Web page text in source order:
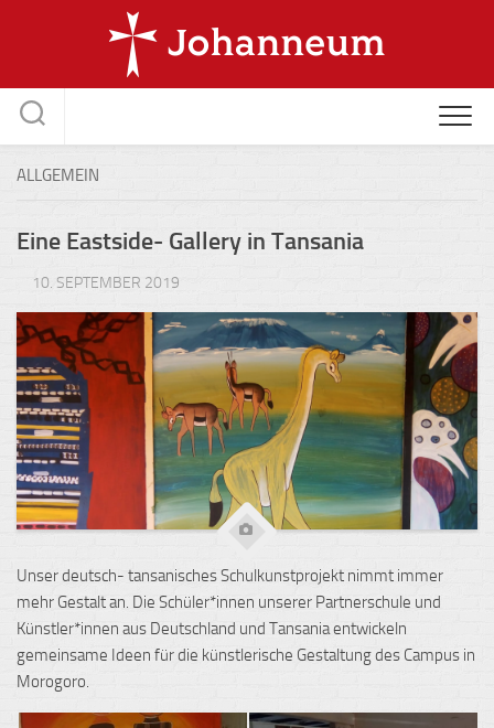
ALLGEMEIN
Eine Eastside- Gallery in Tansania
10. SEPTEMBER 2019
Unser deutsch- tansanisches Schulkunstprojekt nimmt immer
mehr Gestalt an. Die Schüler*innen unserer Partnerschule und
Künstler*innen aus Deutschland und Tansania entwickeln
gemeinsame Ideen für die künstlerische Gestaltung des Campus in
Morogoro.